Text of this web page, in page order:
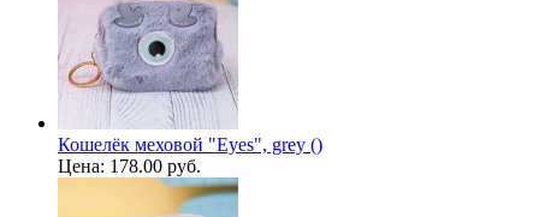
Кошелёк меховой "Eyes", grey ()
Цена: 178.00 руб.